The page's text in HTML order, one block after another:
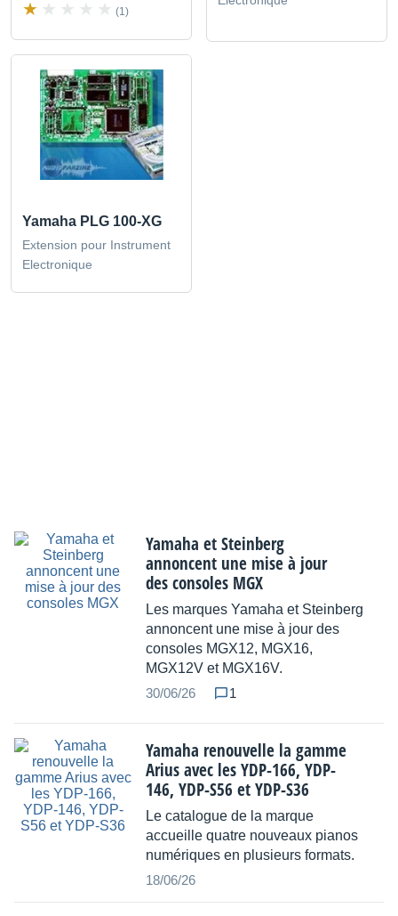
(1)
Yamaha PLG 100-XG
Extension pour Instrument
Electronique
Yamaha et Steinberg
annoncent une mise à jour
des consoles MGX
Les marques Yamaha et Steinberg
annoncent une mise à jour des
consoles MGX12, MGX16,
MGX12V et MGX16V.
30/06/26
1
Yamaha renouvelle la gamme
Arius avec les YDP-166, YDP-
146, YDP-S56 et YDP-S36
Le catalogue de la marque
accueille quatre nouveaux pianos
numériques en plusieurs formats.
18/06/26